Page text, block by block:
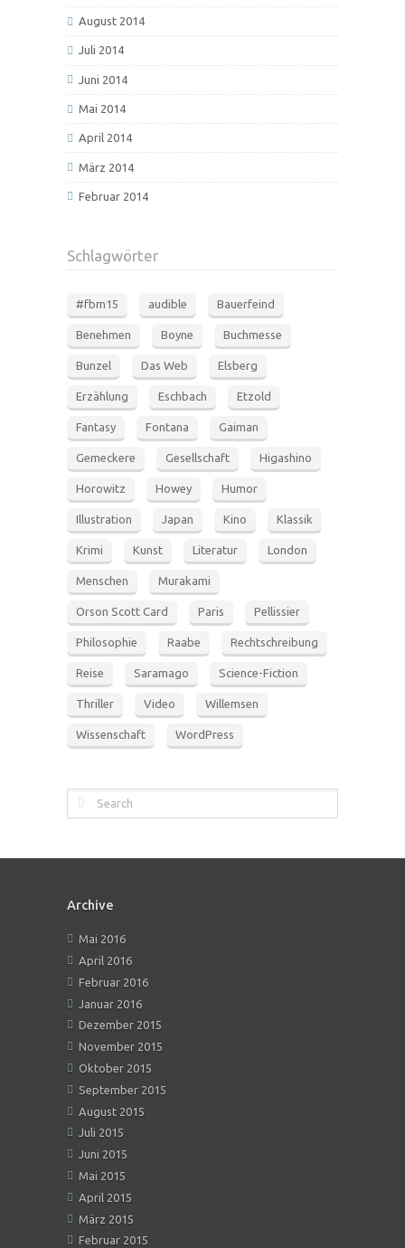
August 2014
Juli 2014
Juni 2014
Mai 2014
April 2014
März 2014
Februar 2014
Schlagwörter
#fbm15 audible Bauerfeind
Benehmen Boyne Buchmesse
Bunzel Das Web Elsberg
Erzählung Eschbach Etzold
Fantasy Fontana Gaiman
Gemeckere Gesellschaft Higashino
Horowitz Howey Humor
Illustration Japan Kino Klassik
Krimi Kunst Literatur London
Menschen Murakami
Orson Scott Card Paris Pellissier
Philosophie Raabe Rechtschreibung
Reise Saramago Science-Fiction
Thriller Video Willemsen
Wissenschaft WordPress
Archive
Mai 2016
April 2016
Februar 2016
Januar 2016
Dezember 2015
November 2015
Oktober 2015
September 2015
August 2015
Juli 2015
Juni 2015
Mai 2015
April 2015
März 2015
Februar 2015